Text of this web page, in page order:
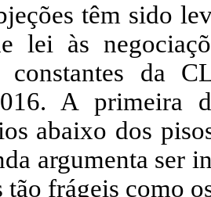
têm sido
lei às
constantes da
A primeira
abaixo dos
argumenta ser
tão frágeis como